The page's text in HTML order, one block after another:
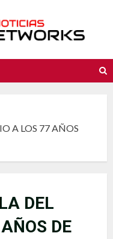
A LOS 77 AÑOS
DEL
DE